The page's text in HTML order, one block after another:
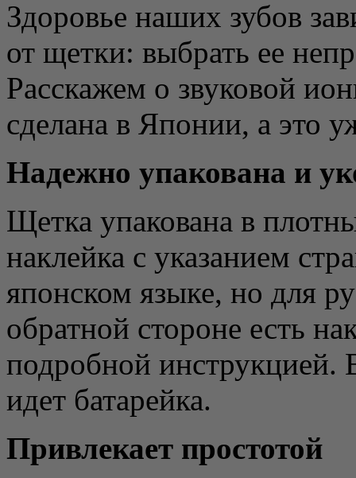
Здоровье наших зубов
от щетки: выбрать ее
Расскажем о звуковой
сделана в Японии, а это
Надежно упакована и
Щетка упакована в
наклейка с указанием
японском языке, но для
обратной стороне есть
подробной инструкцией.
идет батарейка.
Привлекает простотой